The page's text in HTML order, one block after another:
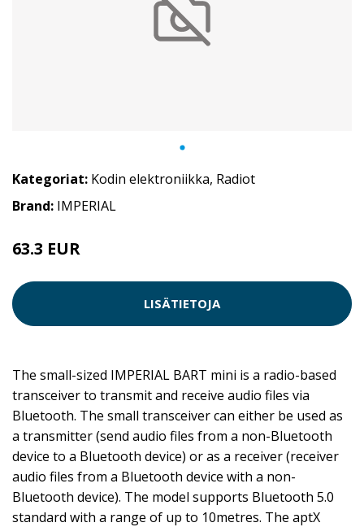
Kategoriat: Kodin elektroniikka, Radiot
Brand: IMPERIAL
63.3 EUR
LISÄTIETOJA
The small-sized IMPERIAL BART mini is a radio-based
transceiver to transmit and receive audio files via
Bluetooth. The small transceiver can either be used as
a transmitter (send audio files from a non-Bluetooth
device to a Bluetooth device) or as a receiver (receiver
audio files from a Bluetooth device with a non-
Bluetooth device). The model supports Bluetooth 5.0
standard with a range of up to 10metres. The aptX